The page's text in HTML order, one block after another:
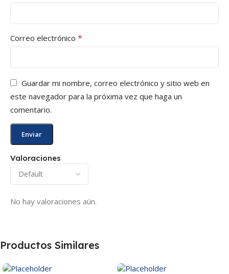
Valoraciones
No hay valoraciones aún.
Correo electrónico *
Guardar mi nombre, correo electrónico y sitio web en
este navegador para la próxima vez que haga un
comentario.
Productos Similares